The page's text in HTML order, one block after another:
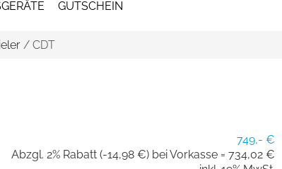
GUTSCHEIN
/ CDT
749,- €
Abzgl. 2% Rabatt (-14,98 €) bei Vorkasse = 734,02 €